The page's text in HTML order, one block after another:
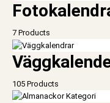
7 Products
105 Products